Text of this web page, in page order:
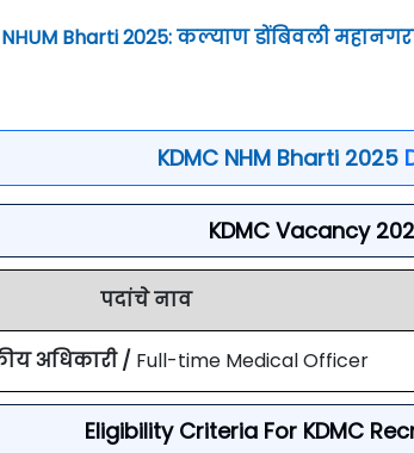
NHUM Bharti 2025: कल्याण डोंबिवली
KDMC NHM Bharti 2025
KDMC Vacancy
पदांचे नाव
अधिकारी / Full-time Medical Officer
Eligibility Criteria For KDMC